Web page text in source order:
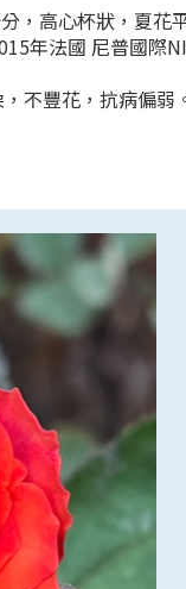
，高心杯狀，夏花
年法國 尼普國際
不豐花，抗病偏弱